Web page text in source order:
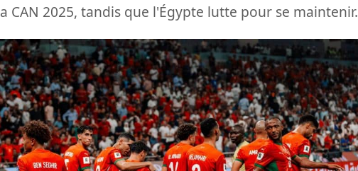
CAN 2025, tandis que l'Égypte lutte pour se maintenir.